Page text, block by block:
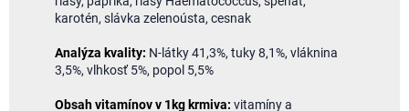
karotén, slávka zelenoústa, cesnak
Analýza kvality: N-látky 41,3%, tuky 8,1%, vláknina
3,5%, vlhkosť 5%, popol 5,5%
Obsah vitamínov v 1kg krmiva: vitamíny a